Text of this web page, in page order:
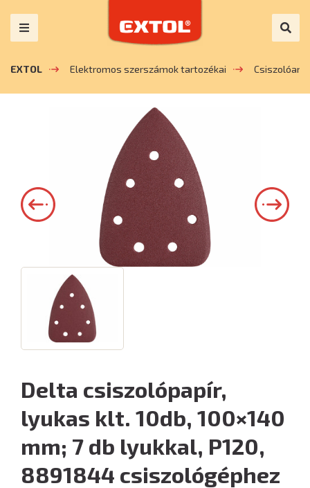
EXTOL Elektromos szerszámok tartozékai
Delta csiszolópapír,
lyukas klt. 10db, 100×140
mm; 7 db lyukkal, P120,
8891844 csiszológéphez